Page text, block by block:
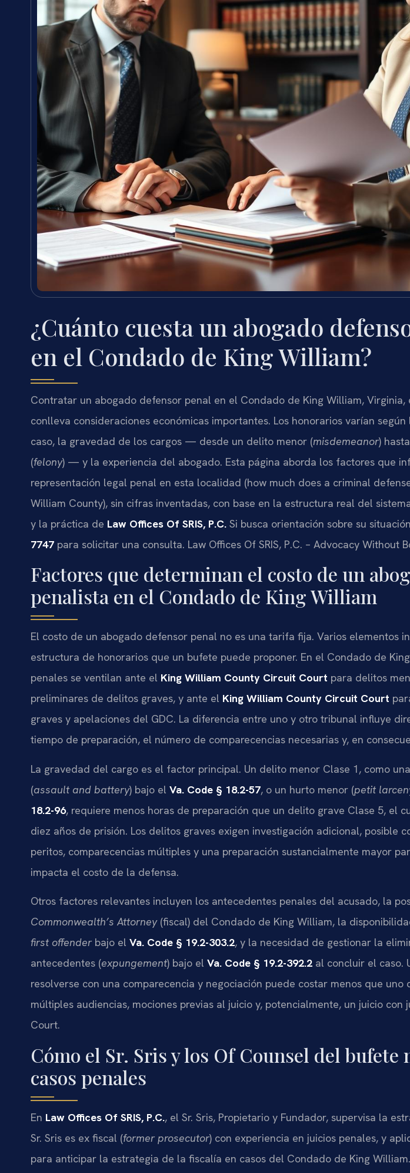
¿Cuánto cuesta un abogado
en el Condado de King William?
Contratar un abogado defensor penal en el Condado de King William, Virginia,
conlleva consideraciones económicas importantes. Los honorarios varían
caso, la gravedad de los cargos — desde un delito menor (misdemeanor)
(felony) — y la experiencia del abogado. Esta página aborda los factores que
representación legal penal en esta localidad (how much does a criminal
William County), sin cifras inventadas, con base en la estructura real del
y la práctica de Law Offices Of SRIS, P.C. Si busca orientación sobre su
7747 para solicitar una consulta. Law Offices Of SRIS, P.C. – Advocacy Without
Factores que determinan el costo de un
penalista en el Condado de King William
El costo de un abogado defensor penal no es una tarifa fija. Varios elementos
estructura de honorarios que un bufete puede proponer. En el Condado de
penales se ventilan ante el King William County Circuit Court para delitos
preliminares de delitos graves, y ante el King William County Circuit Court
graves y apelaciones del GDC. La diferencia entre uno y otro tribunal influye
tiempo de preparación, el número de comparecencias necesarias y, en
La gravedad del cargo es el factor principal. Un delito menor Clase 1, como
(assault and battery) bajo el Va. Code § 18.2-57, o un hurto menor (petit
18.2-96, requiere menos horas de preparación que un delito grave Clase 5, el
diez años de prisión. Los delitos graves exigen investigación adicional, posible
peritos, comparecencias múltiples y una preparación sustancialmente mayor
impacta el costo de la defensa.
Otros factores relevantes incluyen los antecedentes penales del acusado, la
Commonwealth’s Attorney(fiscal) del Condado de King William, la
first offenderbajo el Va. Code § 19.2-303.2, y la necesidad de gestionar la
antecedentes (expungement) bajo el Va. Code § 19.2-392.2 al concluir el caso.
resolverse con una comparecencia y negociación puede costar menos que uno
múltiples audiencias, mociones previas al juicio y, potencialmente, un juicio con
Court.
Cómo el Sr. Sris y los Of Counsel del bufete
casos penales
En Law Offices Of SRIS, P.C., el Sr. Sris, Propietario y Fundador, supervisa la
Sr. Sris es ex fiscal (former prosecutor) con experiencia en juicios penales, y
para anticipar la estrategia de la fiscalía en casos del Condado de King